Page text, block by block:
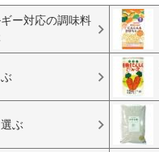
ー対応の調味料
ぶ